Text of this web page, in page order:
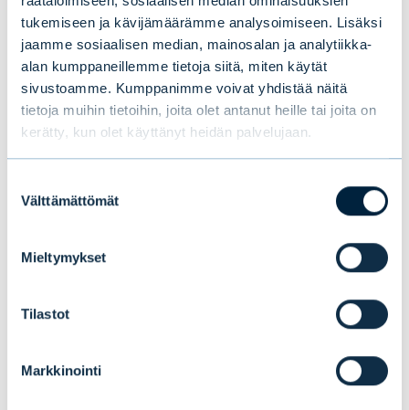
tukemiseen ja kävijämäärämme analysoimiseen. Lisäksi
jaamme sosiaalisen median, mainosalan ja analytiikka-
alan kumppaneillemme tietoja siitä, miten käytät
sivustoamme. Kumppanimme voivat yhdistää näitä
tietoja muihin tietoihin, joita olet antanut heille tai joita on
kerätty, kun olet käyttänyt heidän palvelujaan.
valinta
Välttämättömät
Mieltymykset
Tilastot
Markkinointi
Tämä saattaa myös
kiinnostaa sinua
Evlin puolivuosikatsaus 1–6/2026: